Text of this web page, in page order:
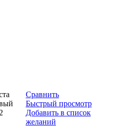
Сравнить
Быстрый просмотр
Добавить в список
желаний